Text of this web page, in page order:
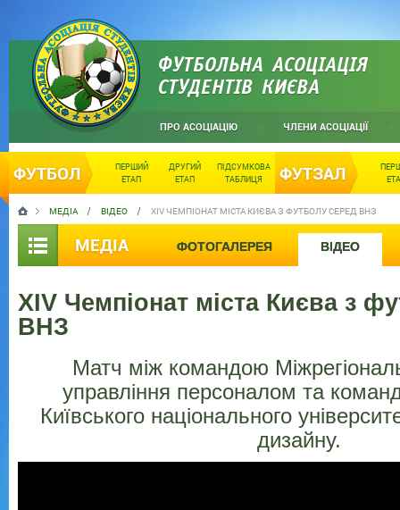
ФУТБОЛЬНА АСОЦІАЦІЯ
СТУДЕНТІВ КИЄВА
ПРО АСОЦІАЦІЮ ЧЛЕНИ АСОЦІАЦІЇ
ФУТБОЛ
ПЕРШИЙ
ЕТАП
ДРУГИЙ
ЕТАП
ПІДСУМКОВА
ТАБЛИЦЯ
ФУТЗАЛ
МЕДІА ВІДЕО XIV ЧЕМПІОНАТ МІСТА КИЄВА З ФУТБОЛУ СЕРЕД ВНЗ
МЕДІА ФОТОГАЛЕРЕЯ ВІДЕО
XIV Чемпіонат міста Києва з
ВНЗ
Матч між командою
управління персоналом та
Київського національного
дизайну.